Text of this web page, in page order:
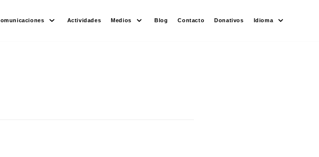
Actividades Medios Blog Contacto Donativos Idioma